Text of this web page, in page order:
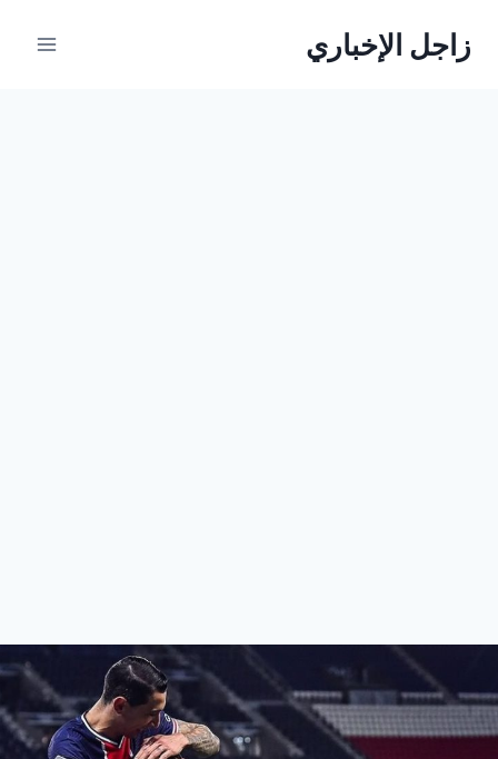
زاجل الإخباري